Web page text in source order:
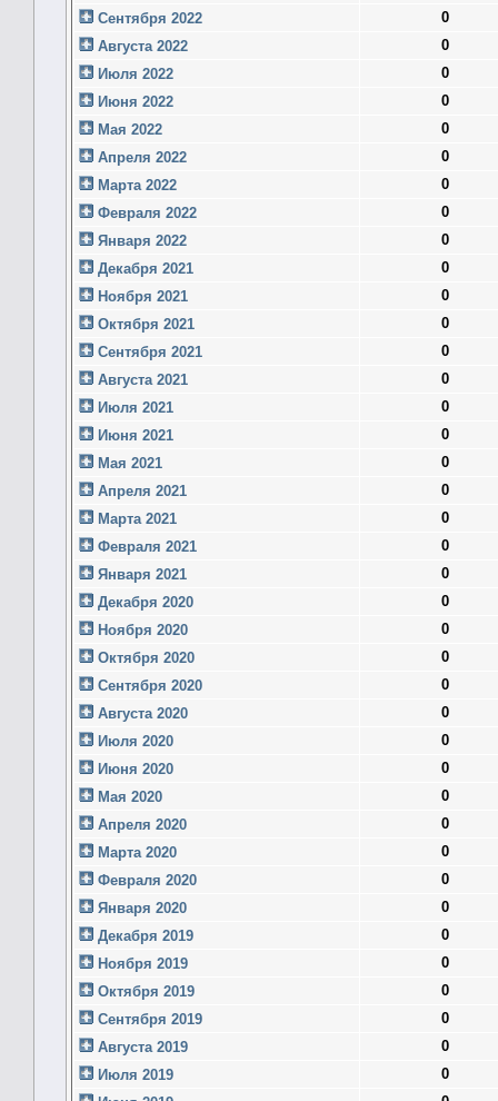
Сентября 2022
0
Августа 2022
0
Июля 2022
0
Июня 2022
0
Мая 2022
0
Апреля 2022
0
Марта 2022
0
Февраля 2022
0
Января 2022
0
Декабря 2021
0
Ноября 2021
0
Октября 2021
0
Сентября 2021
0
Августа 2021
0
Июля 2021
0
Июня 2021
0
Мая 2021
0
Апреля 2021
0
Марта 2021
0
Февраля 2021
0
Января 2021
0
Декабря 2020
0
Ноября 2020
0
Октября 2020
0
Сентября 2020
0
Августа 2020
0
Июля 2020
0
Июня 2020
0
Мая 2020
0
Апреля 2020
0
Марта 2020
0
Февраля 2020
0
Января 2020
0
Декабря 2019
0
Ноября 2019
0
Октября 2019
0
Сентября 2019
0
Августа 2019
0
Июля 2019
0